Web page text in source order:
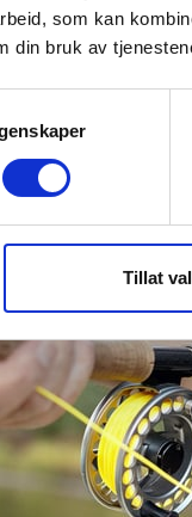
som kan
din bruk av
Tillat
visits